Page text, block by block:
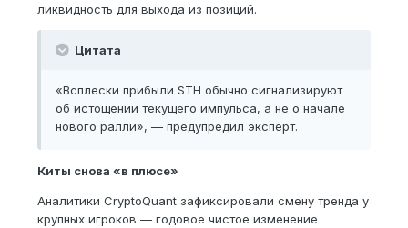
ликвидность для выхода из позиций.
Цитата
«Всплески прибыли STH обычно сигнализируют
об истощении текущего импульса, а не о начале
нового ралли», — предупредил эксперт.
Киты снова «в плюсе»
Аналитики CryptoQuant зафиксировали смену тренда у
крупных игроков — годовое чистое изменение